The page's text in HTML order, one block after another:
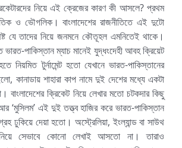
নিয়ে এই ক্রেজের কারণ কী আসলে? প্রথম
ও ভৌগলিক। বাংলাদেশের রাজনীতিতে এই দুটো
যে তাদের নিয়ে জনমনে কৌতূহল এমনিতেই থাকে।
ভারত-পাকিস্তান ম্যাচ মানেই যুদ্ধংদেহী আবহ ক্রিয়েট
নিয়মিত টুর্নামেন্ট হতো যেখানে ভারত-পাকিস্তানের
কানাডায় শাহারা কাপ নামে দুই দেশের মধ্যে একটা
বাংলাদেশের ক্রিকেট নিয়ে লেখার মতো চটকদার কিছু
আর ‘মুসিলম’ এই দুই তত্ত্ব হাজির করে ভারত-পাকিস্তান
ঢুকিয়ে দেয়া হতো। অস্ট্রেলিয়া, ইংল্যান্ড বা সাউথ
সেভাবে কোনো লেখাই আসতো না। তারাও